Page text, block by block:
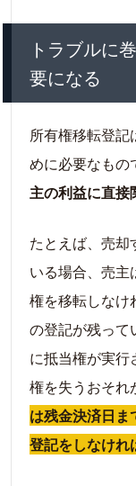
トラブルに
要になる
所有権移転登
めに必要なもの
主の利益に直接
たとえば、売却
いる場合、売
権を移転しなけ
の登記が残って
に抵当権が実
権を失うおそれ
は残金決済日
登記をしなけれ